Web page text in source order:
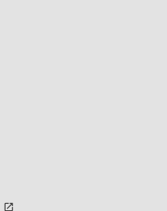
launch